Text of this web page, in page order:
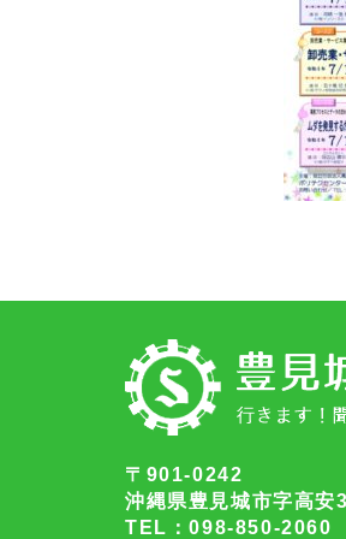
〒901-0242
沖縄県豊見城市字高安
TEL：098-850-